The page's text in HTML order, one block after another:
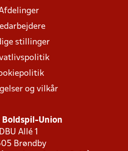
stillinger
og vilkår
Boldspil-Union
DBU Allé 1
Brøndby